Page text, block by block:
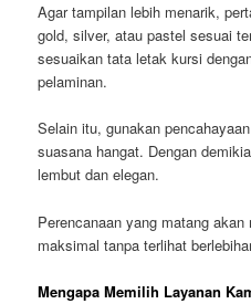
Agar tampilan lebih menarik,
gold, silver, atau pastel sesuai
sesuaikan tata letak kursi
pelaminan.
Selain itu, gunakan
suasana hangat. Dengan
lembut dan elegan.
Perencanaan yang matang
maksimal tanpa terlihat
Mengapa Memilih Layanan